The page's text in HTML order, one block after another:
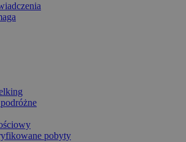
pobyty